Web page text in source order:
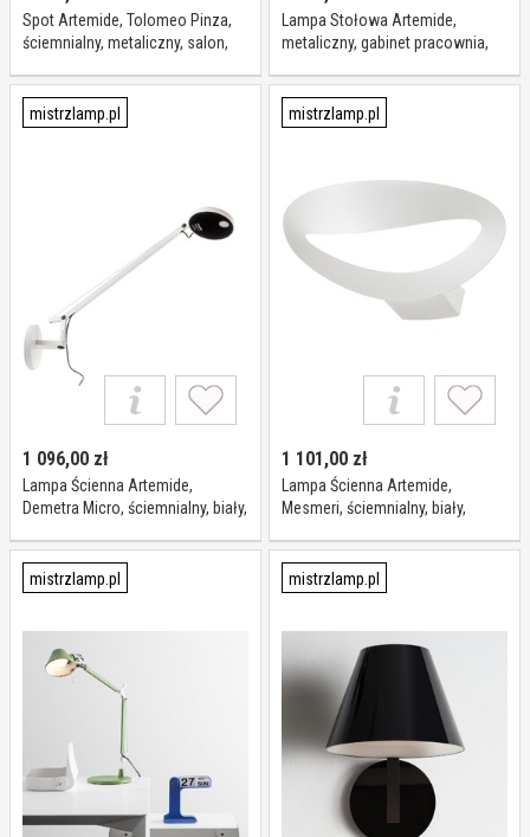
Spot Artemide, Tolomeo Pinza,
ściemnialny, metaliczny, salon,
Lampa Stołowa Artemide,
metaliczny, gabinet pracownia,
mistrzlamp.pl
1 096,00 zł
Lampa Ścienna Artemide,
Demetra Micro, ściemnialny, biały,
mistrzlamp.pl
1 101,00 zł
Lampa Ścienna Artemide,
Mesmeri, ściemnialny, biały,
mistrzlamp.pl mistrzlamp.pl